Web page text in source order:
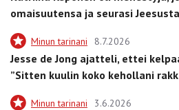
omaisuutensa ja seurasi Jeesusta
Minun tarinani 8.7.2026
Jesse de Jong ajatteli, ettei
”Sitten kuulin koko kehollani
Minun tarinani 3.6.2026